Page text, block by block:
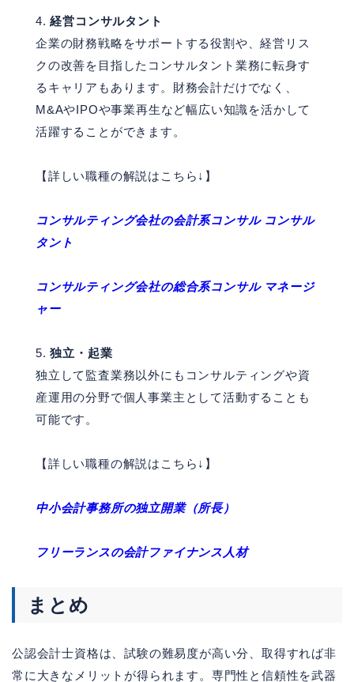
経営コンサルタント
企業の財務戦略をサポートする役割や、経営リス
クの改善を目指したコンサルタント業務に転身す
るキャリアもあります。財務会計だけでなく、
M&AやIPOや事業再生など幅広い知識を活かして
活躍することができます。
【詳しい職種の解説はこちら↓】
コンサルティング会社の会計系コンサル コンサル
タント
コンサルティング会社の総合系コンサル マネージ
ャー
独立・起業
独立して監査業務以外にもコンサルティングや資
産運用の分野で個人事業主として活動することも
可能です。
【詳しい職種の解説はこちら↓】
中小会計事務所の独立開業（所長）
フリーランスの会計ファイナンス人材
まとめ
公認会計士資格は、試験の難易度が高い分、取得すれば非
常に大きなメリットが得られます。専門性と信頼性を武器